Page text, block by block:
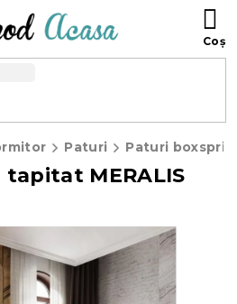
Paturi Paturi
MERALIS